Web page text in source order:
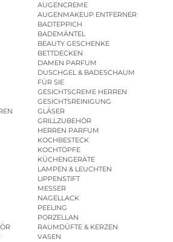
AUGENCREME
AUGENMAKEUP ENTFERNER
BADTEPPICH
BADEMÄNTEL
BEAUTY GESCHENKE
BETTDECKEN
DAMEN PARFUM
DUSCHGEL & BADESCHAUM
FÜR SIE
GESICHTSCREME HERREN
GESICHTSREINIGUNG
GLÄSER
GRILLZUBEHÖR
HERREN PARFUM
KOCHBESTECK
KOCHTÖPFE
KÜCHENGERÄTE
LAMPEN & LEUCHTEN
LIPPENSTIFT
MESSER
NAGELLACK
PEELING
PORZELLAN
RAUMDÜFTE & KERZEN
VASEN